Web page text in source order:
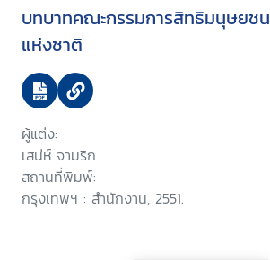
บทบาทคณะกรรมการสิทธิมนุษยชน
แห่งชาติ
ผู้แต่ง:
เสน่ห์ จามริก
สถานที่พิมพ์:
กรุงเทพฯ : สำนักงาน, 2551.